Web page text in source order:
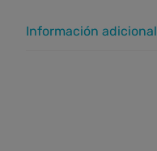
Información adicional